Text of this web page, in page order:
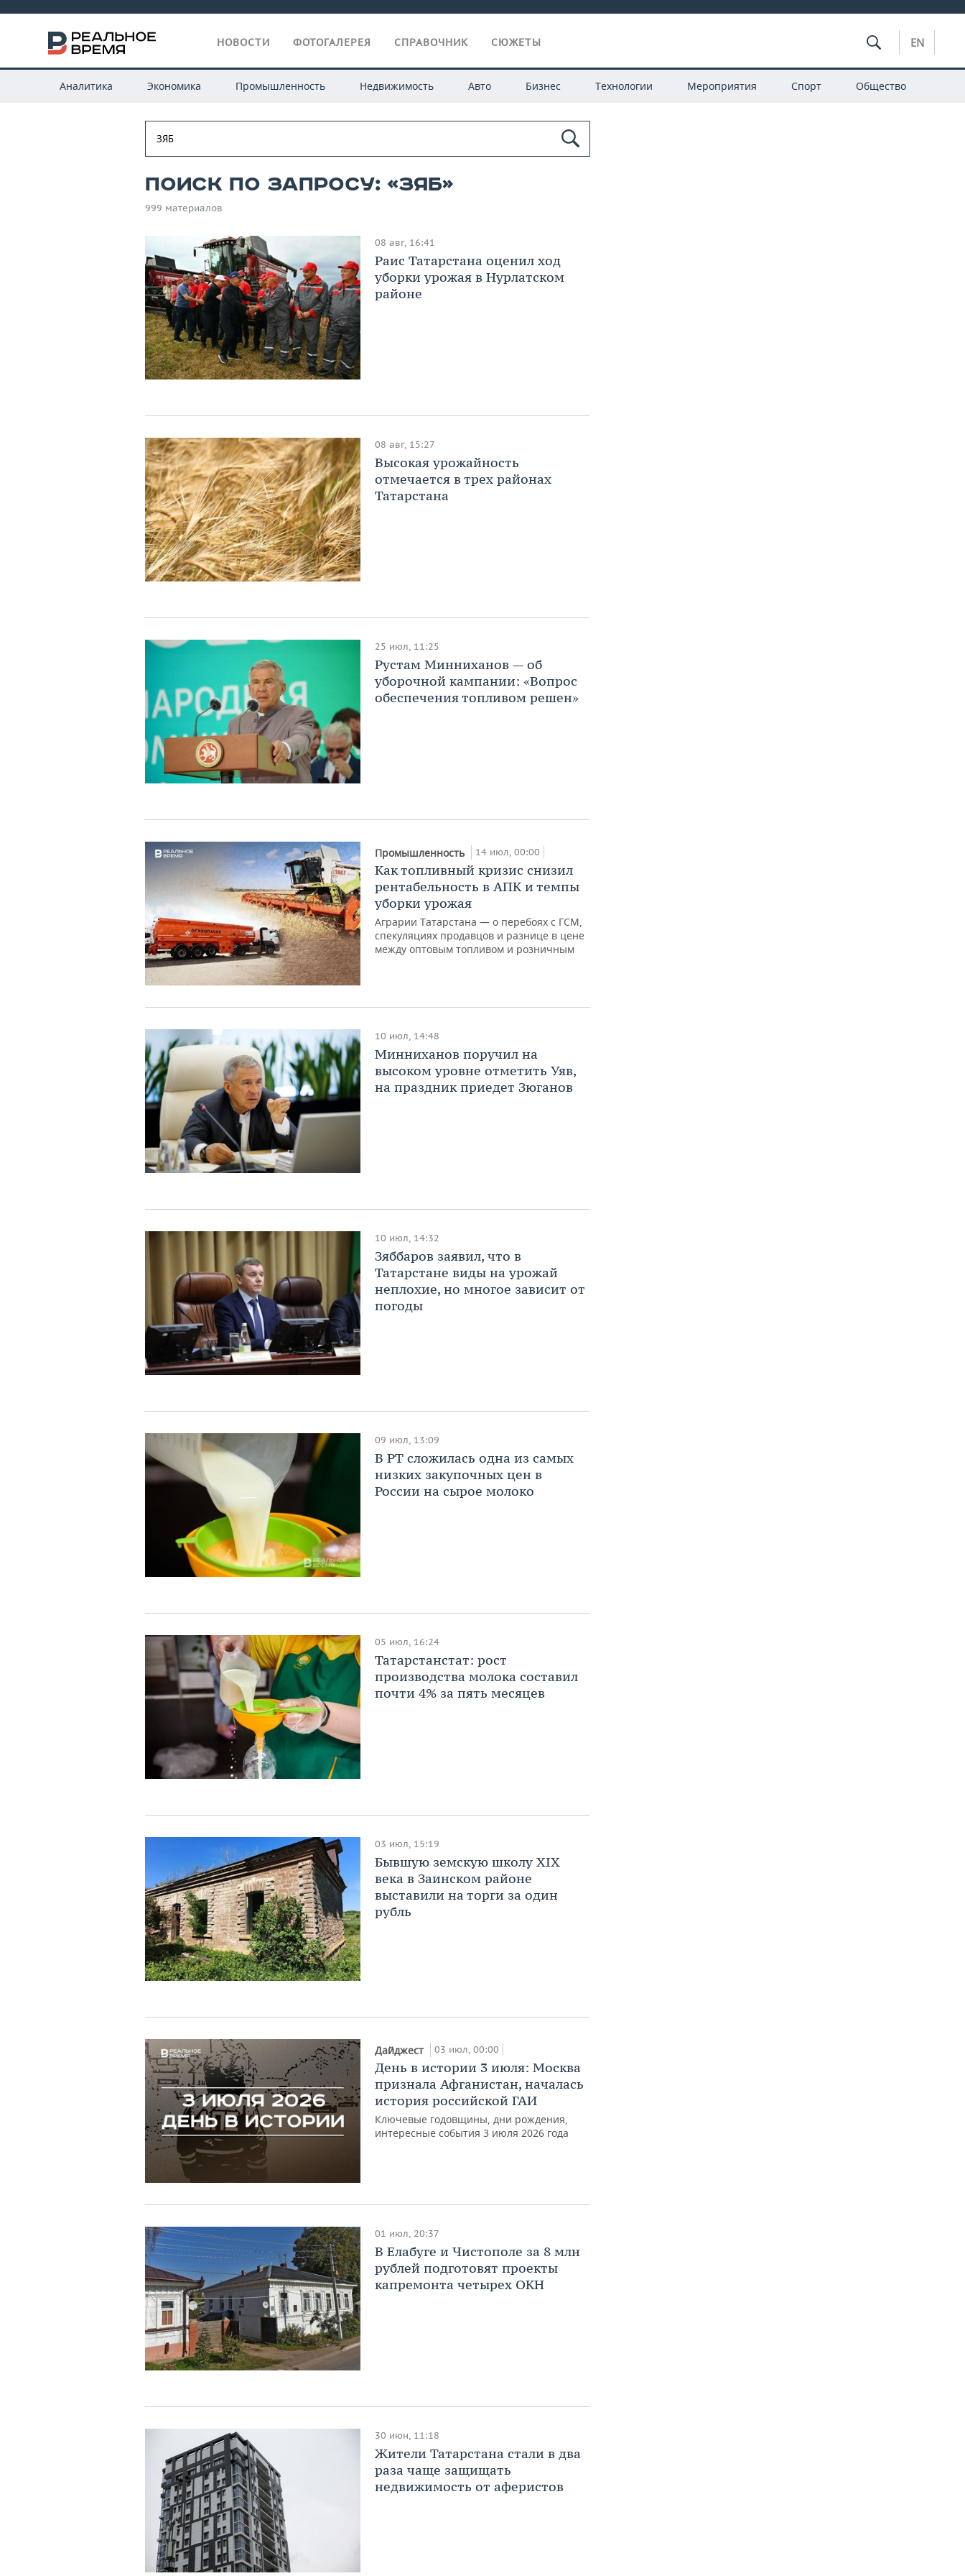
НОВОСТИ ФОТОГАЛЕРЕЯ СПРАВОЧНИК СЮЖЕТЫ EN
Аналитика Экономика Промышленность Недвижимость Авто Бизнес Технологии Мероприятия Спорт Общество
Поиск по запросу: «ЗЯБ»
999 материалов
08 авг, 16:41
Раис Татарстана оценил ход
уборки урожая в Нурлатском
районе
08 авг, 15:27
Высокая урожайность
отмечается в трех районах
Татарстана
25 июл, 11:25
Рустам Минниханов — об
уборочной кампании: «Вопрос
обеспечения топливом решен»
Промышленность 14 июл, 00:00
Как топливный кризис снизил
рентабельность в АПК и темпы
уборки урожая
Аграрии Татарстана — о перебоях с ГСМ,
спекуляциях продавцов и разнице в цене
между оптовым топливом и розничным
10 июл, 14:48
Минниханов поручил на
высоком уровне отметить Уяв,
на праздник приедет Зюганов
10 июл, 14:32
Зяббаров заявил, что в
Татарстане виды на урожай
неплохие, но многое зависит от
погоды
09 июл, 13:09
В РТ сложилась одна из самых
низких закупочных цен в
России на сырое молоко
05 июл, 16:24
Татарстанстат: рост
производства молока составил
почти 4% за пять месяцев
03 июл, 15:19
Бывшую земскую школу XIX
века в Заинском районе
выставили на торги за один
рубль
Дайджест 03 июл, 00:00
День в истории 3 июля: Москва
признала Афганистан, началась
история российской ГАИ
Ключевые годовщины, дни рождения,
интересные события 3 июля 2026 года
01 июл, 20:37
В Елабуге и Чистополе за 8 млн
рублей подготовят проекты
капремонта четырех ОКН
30 июн, 11:18
Жители Татарстана стали в два
раза чаще защищать
недвижимость от аферистов